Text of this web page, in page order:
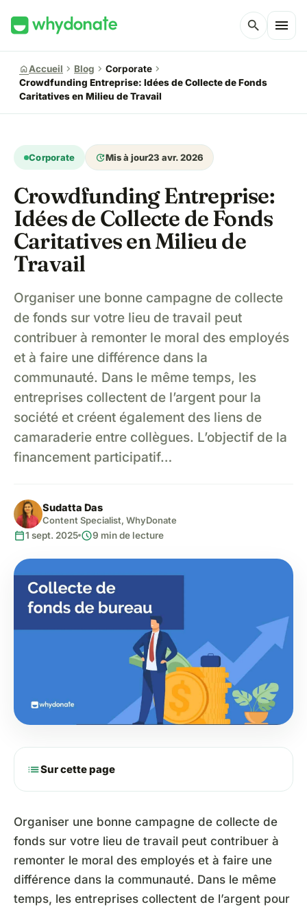
search menu
homeAccueil chevron_right Blog chevron_right Corporate chevron_right
Crowdfunding Entreprise: Idées de Collecte de Fonds
Caritatives en Milieu de Travail
Corporate updateMis à jour23 avr. 2026
Crowdfunding Entreprise:
Idées de Collecte de Fonds
Caritatives en Milieu de
Travail
Organiser une bonne campagne de collecte
de fonds sur votre lieu de travail peut
contribuer à remonter le moral des employés
et à faire une différence dans la
communauté. Dans le même temps, les
entreprises collectent de l’argent pour la
société et créent également des liens de
camaraderie entre collègues. L’objectif de la
financement participatif…
Sudatta Das
Content Specialist, WhyDonate
calendar_today1 sept. 2025 schedule9 min de lecture
listSur cette page
Organiser une bonne campagne de collecte de
fonds sur votre lieu de travail peut contribuer à
remonter le moral des employés et à faire une
différence dans la communauté. Dans le même
temps, les entreprises collectent de l’argent pour